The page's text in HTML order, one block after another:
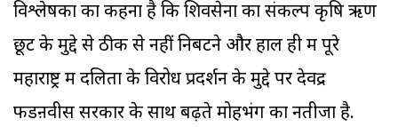
विश्लेषकों का कहना है कि शिवसेना का संकल्प कृषि ऋण
छूट के मुद्दे से ठीक से नहीं निबटने और हाल ही में पूरे
महाराष्ट्र में दलितों के विरोध प्रदर्शन के मुद्दे पर देवेंद्र
फडऩवीस सरकार के साथ बढ़ते मोहभंग का नतीजा है.